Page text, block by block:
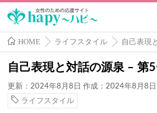
HOME ライフスタイル 自己表現
自己表現と対話の源泉 – 第
更新：2024年8月8日 作成：2024年8月8日
ライフスタイル